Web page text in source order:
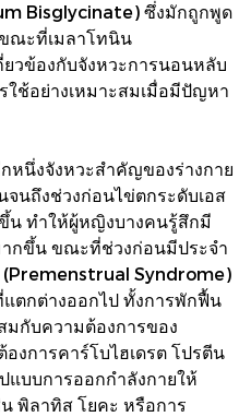
Bisglycinate) ซึ่งมักถูกพูด
ณะที่เมลาโทนิน
วข้องกับจังหวะการนอนหลับ
ใช้อย่างเหมาะสมเมื่อมีปัญหา
หนึ่งจังหวะสำคัญของร่างกาย
จนถึงช่วงก่อนไข่ตกระดับเอส
น ทำให้ผู้หญิงบางคนรู้สึกมี
กขึ้น ขณะที่ช่วงก่อนมีประจำ
(Premenstrual Syndrome)
ตกต่างออกไป ทั้งการพักฟื้น
มกับความต้องการของ
องการคาร์โบไฮเดรต โปรตีน
แบบการออกกำลังกายให้
พิลาทิส โยคะ หรือการ